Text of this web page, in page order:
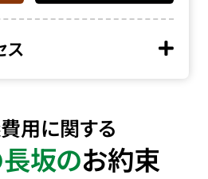
ス
用に関する
坂のお約束